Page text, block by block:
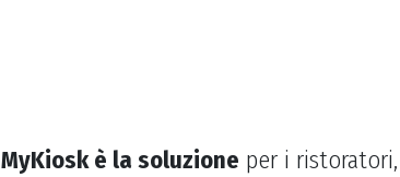
MyKiosk è la soluzione per i